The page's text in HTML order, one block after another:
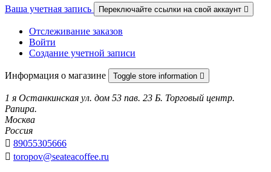
Ваша учетная запись Переключайте ссылки на свой аккаунт 
Отслеживание заказов
Войти
Создание учетной записи
Информация о магазине Toggle store information 
1 я Останкинская ул. дом 53 пав. 23 Б. Торговый центр.
Рапира.
Москва
Россия
 89055305666
 toropov@seateacoffee.ru